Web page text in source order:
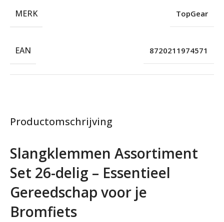
Productomschrijving
Slangklemmen Assortiment
Set 26-delig – Essentieel
Gereedschap voor je
Bromfiets
MERK TopGear
EAN 8720211974571